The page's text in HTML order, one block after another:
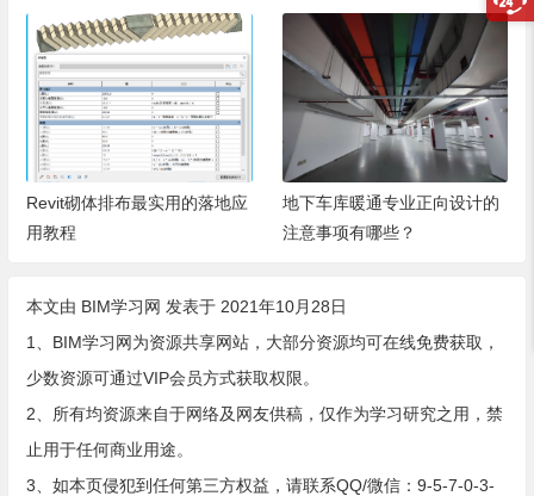
Revit砌体排布最实用的落地应
用教程
地下车库暖通专业正向设计的
注意事项有哪些？
本文由 BIM学习网 发表于 2021年10月28日
1、BIM学习网为资源共享网站，大部分资源均可在线免费获取，
少数资源可通过VIP会员方式获取权限。
2、所有均资源来自于网络及网友供稿，仅作为学习研究之用，禁
止用于任何商业用途。
3、如本页侵犯到任何第三方权益，请联系QQ/微信：9-5-7-0-3-